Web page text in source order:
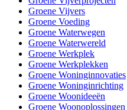
Groene Vijvers
Groene Voeding
Groene Waterwegen
Groene Waterwereld
Groene Werkplek
Groene Werkplekken
Groene Woninginnovaties
Groene Woninginrichting
Groene Woonideeën
Groene Woonoplossingen